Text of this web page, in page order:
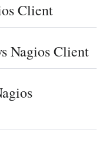
Client
Nagios Client